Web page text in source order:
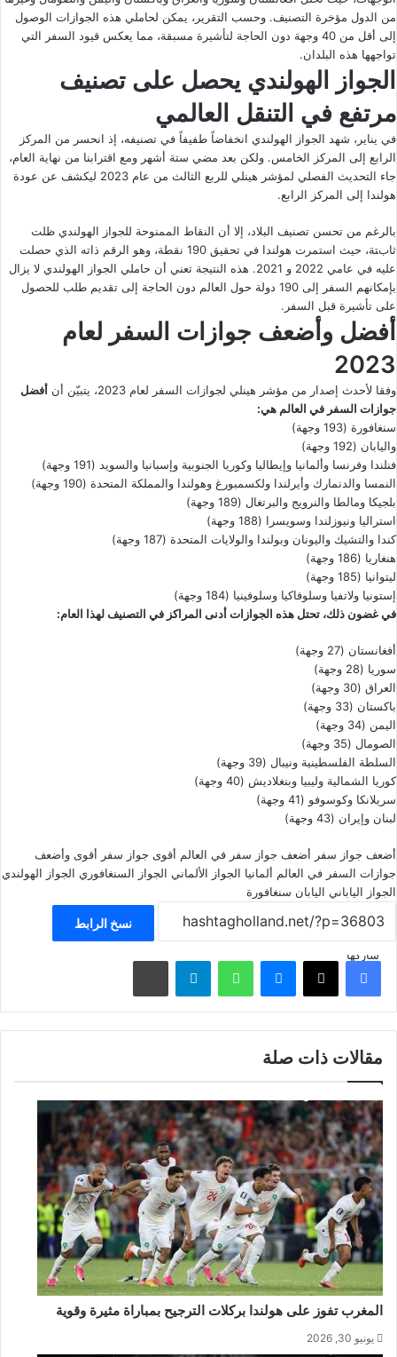
من الدول مؤخرة التصنيف. وحسب التقرير، يمكن لحاملي هذه الجوازات الوصول
إلى أقل من 40 وجهة دون الحاجة لتأشيرة مسبقة، مما يعكس قيود السفر التي
تواجهها هذه البلدان.
الجواز الهولندي يحصل على تصنيف
مرتفع في التنقل العالمي
في يناير، شهد الجواز الهولندي انخفاضاً طفيفاً في تصنيفه، إذ انحسر من المركز
الرابع إلى المركز الخامس. ولكن بعد مضي ستة أشهر ومع اقترابنا من نهاية العام،
جاء التحديث الفصلي لمؤشر هينلي للربع الثالث من عام 2023 ليكشف عن عودة
هولندا إلى المركز الرابع.
بالرغم من تحسن تصنيف البلاد، إلا أن النقاط الممنوحة للجواز الهولندي ظلت
ثابتة، حيث استمرت هولندا في تحقيق 190 نقطة، وهو الرقم ذاته الذي حصلت
عليه في عامي 2022 و 2021. هذه النتيجة تعني أن حاملي الجواز الهولندي لا يزال
بإمكانهم السفر إلى 190 دولة حول العالم دون الحاجة إلى تقديم طلب للحصول
على تأشيرة قبل السفر.
أفضل وأضعف جوازات السفر لعام
2023
وفقا لأحدث إصدار من مؤشر هينلي لجوازات السفر لعام 2023، يتبيّن أن
أفضل
جوازات السفر في العالم هي:
سنغافورة (193 وجهة)
واليابان (192 وجهة)
فنلندا وفرنسا وألمانيا وإيطاليا وكوريا الجنوبية وإسبانيا والسويد (191 وجهة)
النمسا والدنمارك وأيرلندا ولكسمبورغ وهولندا والمملكة المتحدة (190 وجهة)
بلجيكا ومالطا والنرويج والبرتغال (189 وجهة)
استراليا ونيوزلندا وسويسرا (188 وجهة)
كندا والتشيك واليونان وبولندا والولايات المتحدة (187 وجهة)
هنغاريا (186 وجهة)
ليتوانيا (185 وجهة)
إستونيا ولاتفيا وسلوفاكيا وسلوفينيا (184 وجهة)
في غضون ذلك، تحتل هذه الجوازات أدنى المراكز في التصنيف لهذا العام:
أفغانستان (27 وجهة)
سوريا (28 وجهة)
العراق (30 وجهة)
باكستان (33 وجهة)
اليمن (34 وجهة)
الصومال (35 وجهة)
السلطة الفلسطينية ونيبال (39 وجهة)
كوريا الشمالية وليبيا وبنغلاديش (40 وجهة)
سريلانكا وكوسوفو (41 وجهة)
لبنان وإيران (43 وجهة)
أضعف جواز سفر أضعف جواز سفر في العالم أقوى جواز سفر
أقوى وأضعف
جوازات السفر في العالم ألمانيا الجواز الألماني الجواز السنغافوري الجواز الهولندي
الجواز الياباني اليابان سنغافورة
نسخ الرابط
شاركهافيسبوك ‫X ماسنجر واتساب تيلقرام مشاركة عبر البريد
مقالات ذات صلة
المغرب تفوز على هولندا بركلات الترجيح بمباراة مثيرة وقوية
يونيو 30, 2026